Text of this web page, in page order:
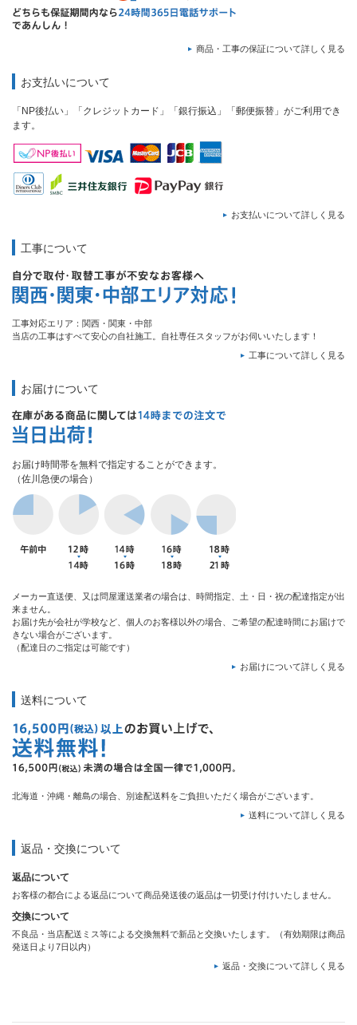
商品・工事の保証について詳しく見る
お支払いについて
「NP後払い」「クレジットカード」「銀行振込」「郵便振替」がご利用でき
ます。
お支払いについて詳しく見る
工事について
工事対応エリア：関西・関東・中部
当店の工事はすべて安心の自社施工。自社専任スタッフがお伺いいたします！
工事について詳しく見る
お届けについて
お届け時間帯を無料で指定することができます。
（佐川急便の場合）
メーカー直送便、又は問屋運送業者の場合は、時間指定、土・日・祝の配達指定が出
来ません。
お届け先が会社が学校など、個人のお客様以外の場合、ご希望の配達時間にお届けで
きない場合がございます。
（配達日のご指定は可能です）
お届けについて詳しく見る
送料について
北海道・沖縄・離島の場合、別途配送料をご負担いただく場合がございます。
送料について詳しく見る
返品・交換について
返品について
お客様の都合による返品について商品発送後の返品は一切受け付けいたしません。
交換について
不良品・当店配送ミス等による交換無料で新品と交換いたします。（有効期限は商品
発送日より7日以内）
返品・交換について詳しく見る